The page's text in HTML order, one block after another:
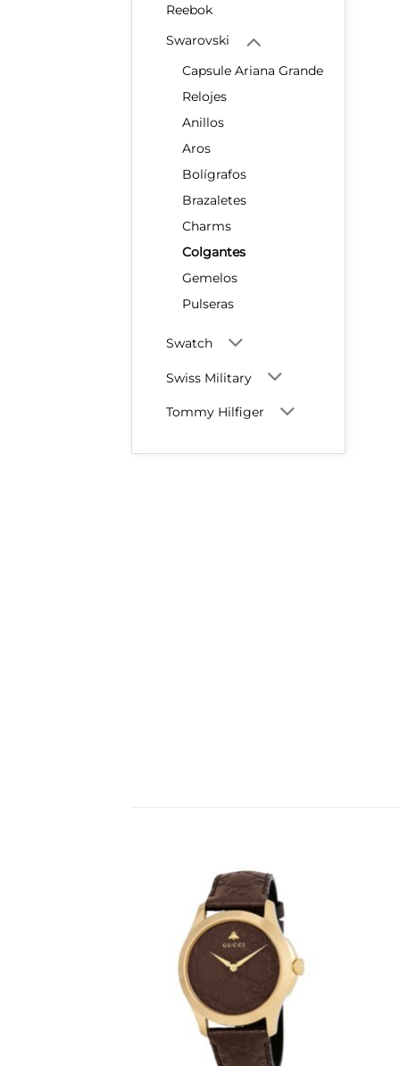
Reebok
Swarovski
Capsule Ariana Grande
Relojes
Anillos
Aros
Bolígrafos
Brazaletes
Charms
Colgantes
Gemelos
Pulseras
Swatch
Swiss Military
Tommy Hilfiger